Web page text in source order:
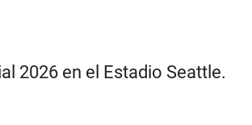
2026 en el Estadio Seattle.